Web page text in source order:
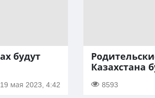
будут
19 мая 2023, 4:42
Казахстана
8593